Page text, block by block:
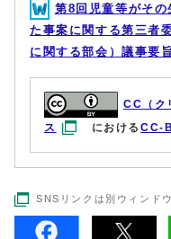
第8回児童等がそ
た事案に関する第三者
に関する部会）議事要
CC（ク
ス
におけるCC-
SNSリンクは別ウィンド